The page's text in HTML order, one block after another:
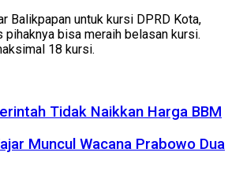
Balikpapan untuk kursi DPRD Kota,
bisa meraih belasan kursi.
18 kursi.
Tidak Naikkan Harga BBM
Muncul Wacana Prabowo Dua